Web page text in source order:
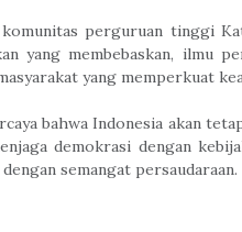
komunitas perguruan tinggi
yang membebaskan, ilmu
yang memperkuat
bahwa Indonesia akan
demokrasi dengan
semangat persaudaraan.